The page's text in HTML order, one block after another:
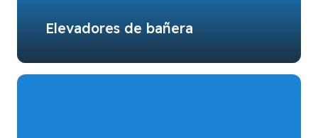
Elevadores de bañera